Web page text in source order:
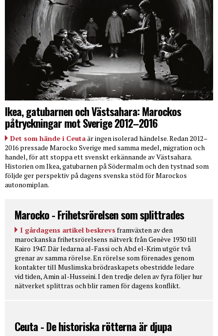
Ikea, gatubarnen och Västsahara: Marockos
påtryckningar mot Sverige 2012–2016
Det som hände i Ceutaär ingen isolerad händelse. Redan 2012–
2016 pressade Marocko Sverige med samma medel, migration och
handel, för att stoppa ett svenskt erkännande av Västsahara.
Historien om Ikea, gatubarnen på Södermalm och den tystnad som
följde ger perspektiv på dagens svenska stöd för Marockos
autonomiplan.
Marocko - Frihetsrörelsen som splittrades
I gårdagens artikel beskrevs framväxten av den
marockanska frihetsrörelsens nätverk från Genève 1930 till
Kairo 1947. Där ledarna al-Fassi och Abd el-Krim utgör två
grenar av samma rörelse. En rörelse som förenades genom
kontakter till Muslimska brödraskapets obestridde ledare
vid tiden, Amin al-Husseini. I den tredje delen av fyra följer hur
nätverket splittras och blir ramen för dagens konflikt.
Ceuta - De historiska rötterna är djupa